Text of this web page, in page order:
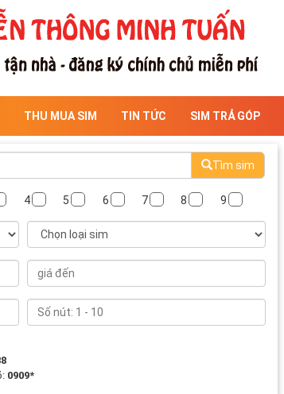
THU MUA SIM TIN TỨC SIM TRẢ GÓP
Tìm sim
4 5 6 7 8 9
0909*